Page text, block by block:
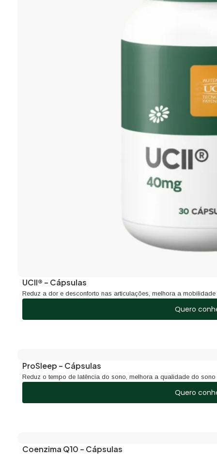
UCII® – Cápsulas
Reduz a dor e desconforto nas articulações, melhora a
Quero
ProSleep – Cápsulas
Reduz o tempo de latência do sono, melhora a qualidade do
Quero
Coenzima Q10 – Cápsulas